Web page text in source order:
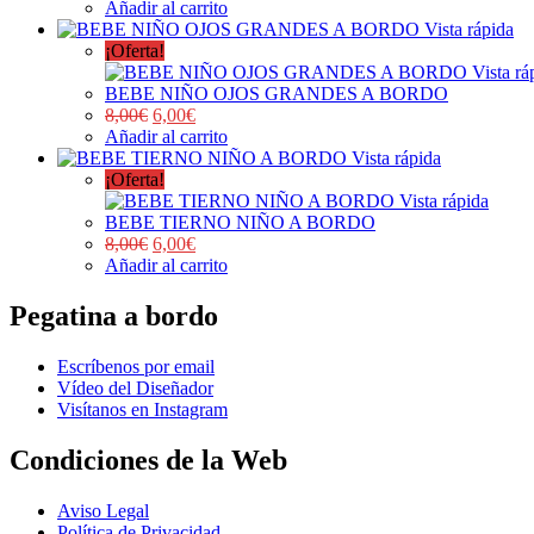
Añadir al carrito
Vista rápida
¡Oferta!
Vista
BEBE NIÑO OJOS GRANDES A BORDO
8,00€ 6,00€
Añadir al carrito
Vista rápida
¡Oferta!
Vista rápida
BEBE TIERNO NIÑO A BORDO
8,00€ 6,00€
Añadir al carrito
Pegatina a bordo
Escríbenos por email
Vídeo del Diseñador
Visítanos en Instagram
Condiciones de la Web
Aviso Legal